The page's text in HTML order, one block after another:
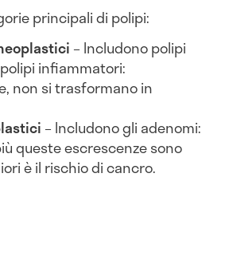
principali di polipi:
– Includono polipi
infiammatori:
non si trasformano in
– Includono gli adenomi:
queste escrescenze sono
è il rischio di cancro.